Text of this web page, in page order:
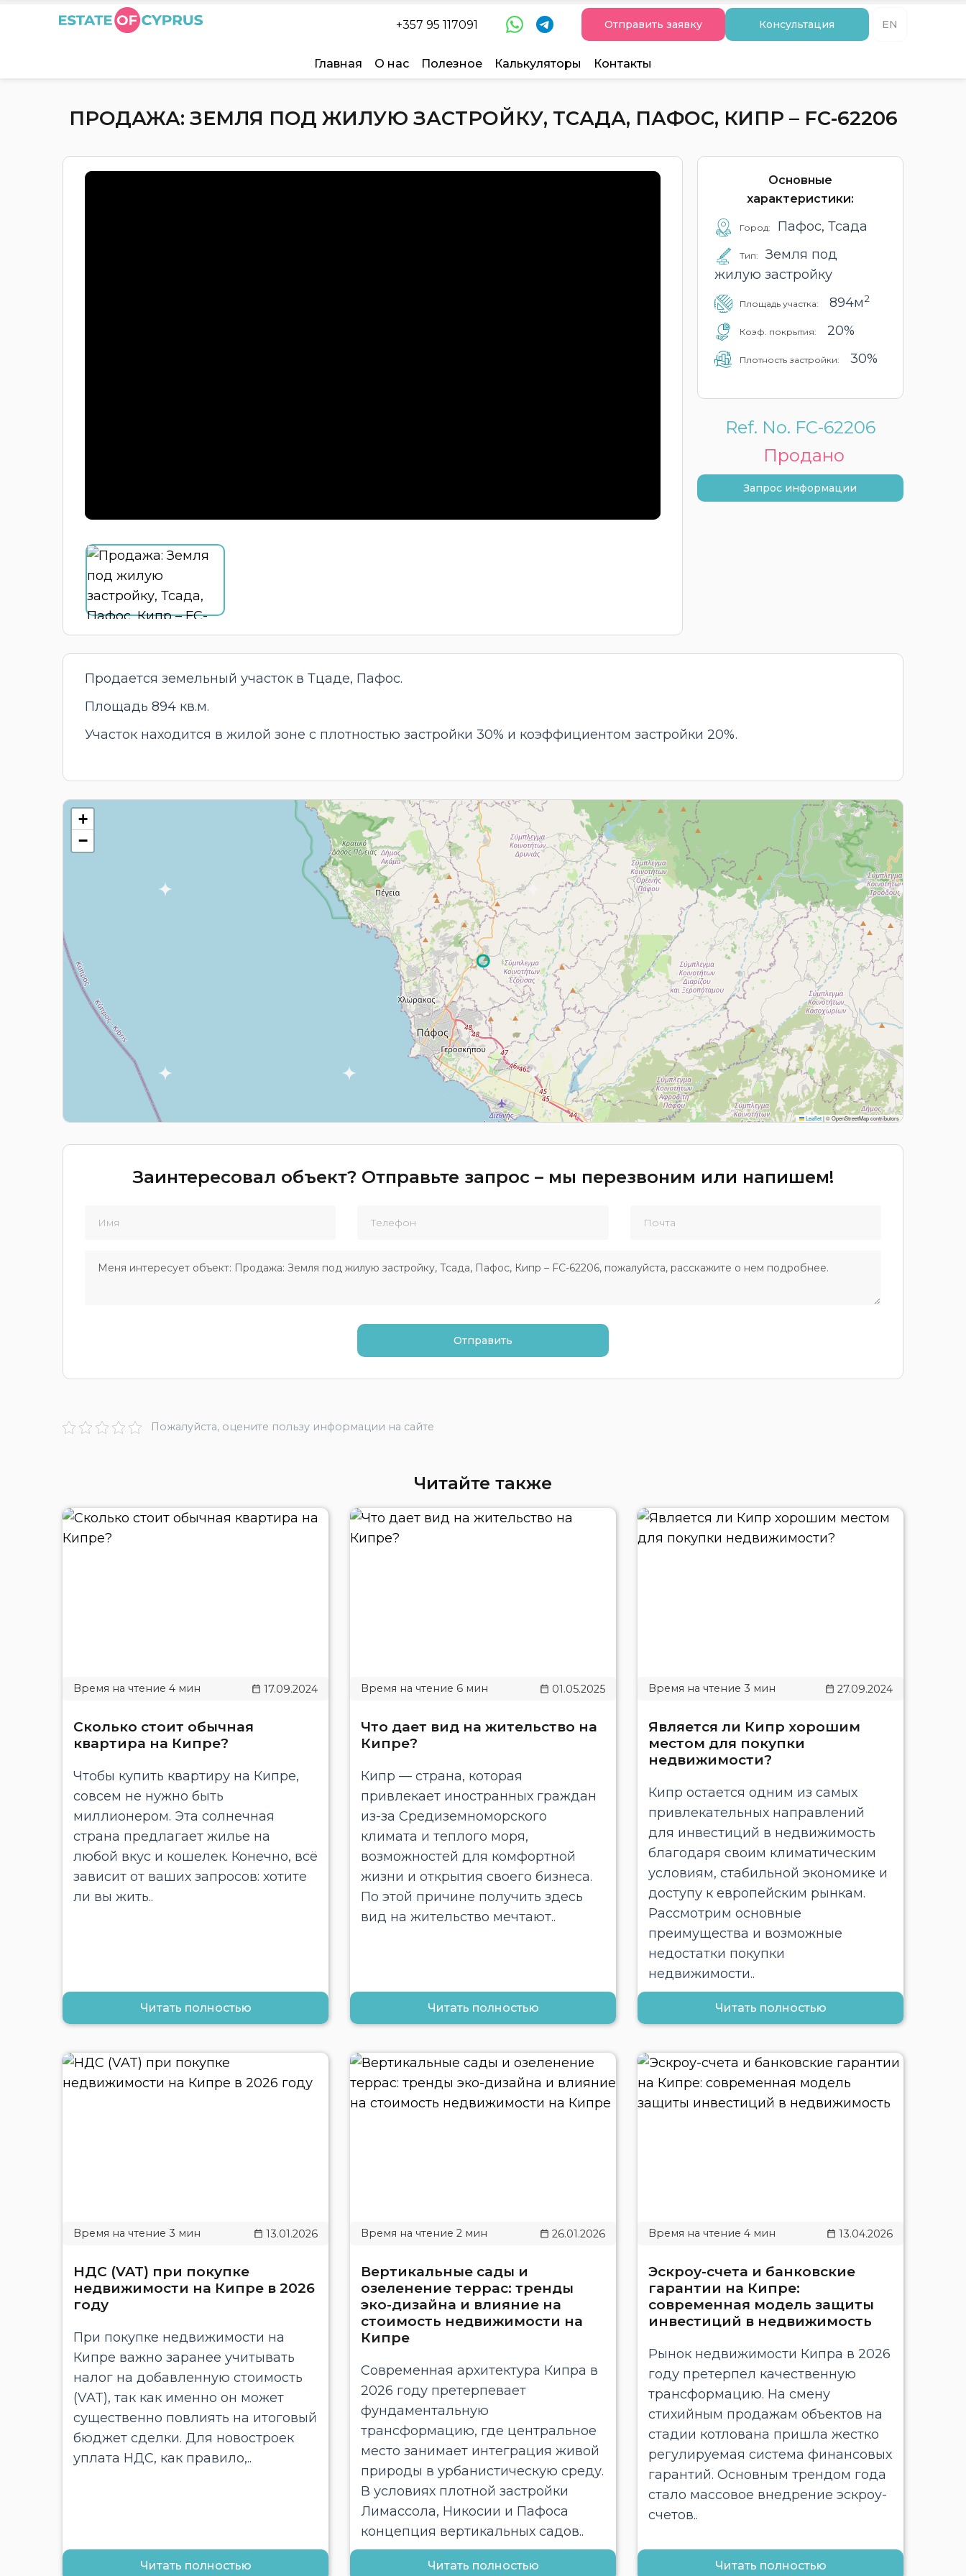
+357 95 117091 Отправить заявку Консультация EN
Главная О нас Полезное Калькуляторы Контакты
ПРОДАЖА: ЗЕМЛЯ ПОД ЖИЛУЮ ЗАСТРОЙКУ, ТСАДА, ПАФОС, КИПР – FC-62206
Основные
характеристики:
Город: Пафос, Тсада
Тип:
Земля под
жилую застройку
Площадь участка: 894м2
Коэф. покрытия: 20%
Плотность застройки: 30%
Ref. No. FC-62206
Продано
Запрос информации
Продается земельный участок в Тцаде, Пафос.
Площадь 894 кв.м.
Участок находится в жилой зоне с плотностью застройки 30% и коэффициентом застройки 20%.
+
−
Leaflet|© OpenStreetMap contributors
Заинтересовал объект? Отправьте запрос – мы перезвоним или напишем!
Пожалуйста, оцените пользу информации на сайте
Читайте также
17.09.2024
Сколько стоит обычная
квартира на Кипре?
Чтобы купить квартиру на Кипре,
совсем не нужно быть
миллионером. Эта солнечная
страна предлагает жилье на
любой вкус и кошелек. Конечно, всё
зависит от ваших запросов: хотите
ли вы жить..
Читать полностью
01.05.2025
Что дает вид на жительство на
Кипре?
Кипр — страна, которая
привлекает иностранных граждан
из-за Средиземноморского
климата и теплого моря,
возможностей для комфортной
жизни и открытия своего бизнеса.
По этой причине получить здесь
вид на жительство мечтают..
Читать полностью
27.09.2024
Является ли Кипр хорошим
местом для покупки
недвижимости?
Кипр остается одним из самых
привлекательных направлений
для инвестиций в недвижимость
благодаря своим климатическим
условиям, стабильной экономике и
доступу к европейским рынкам.
Рассмотрим основные
преимущества и возможные
недостатки покупки
недвижимости..
Читать полностью
13.01.2026
НДС (VAT) при покупке
недвижимости на Кипре в 2026
году
При покупке недвижимости на
Кипре важно заранее учитывать
налог на добавленную стоимость
(VAT), так как именно он может
существенно повлиять на итоговый
бюджет сделки. Для новостроек
уплата НДС, как правило,..
Читать полностью
26.01.2026
Вертикальные сады и
озеленение террас: тренды
эко-дизайна и влияние на
стоимость недвижимости на
Кипре
Современная архитектура Кипра в
2026 году претерпевает
фундаментальную
трансформацию, где центральное
место занимает интеграция живой
природы в урбанистическую среду.
В условиях плотной застройки
Лимассола, Никосии и Пафоса
концепция вертикальных садов..
Читать полностью
13.04.2026
Эскроу-счета и банковские
гарантии на Кипре:
современная модель защиты
инвестиций в недвижимость
Рынок недвижимости Кипра в 2026
году претерпел качественную
трансформацию. На смену
стихийным продажам объектов на
стадии котлована пришла жестко
регулируемая система финансовых
гарантий. Основным трендом года
стало массовое внедрение эскроу-
счетов..
Читать полностью